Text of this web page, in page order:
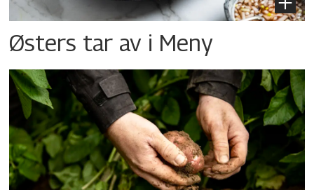
Østers tar av i Meny